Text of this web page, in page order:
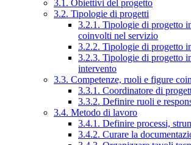
3.1. Obiettivi del progetto
3.2. Tipologie di progetti
3.2.1. Tipologie di progetto
coinvolti nel servizio
3.2.2. Tipologie di progetto
3.2.3. Tipologie di progetto
intervento
3.3. Competenze, ruoli e figure
3.3.1. Coordinatore di
3.3.2. Definire ruoli e
3.4. Metodo di lavoro
3.4.1. Definire processi,
3.4.2. Curare la